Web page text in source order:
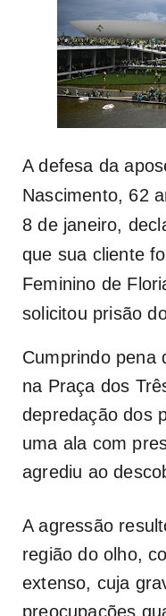
A defesa da
Nascimento, 62
8 de janeiro,
que sua cliente
Feminino de
solicitou prisão
Cumprindo pena
na Praça dos
depredação dos
uma ala com
agrediu ao
A agressão
região do olho,
extenso, cuja
preocupações